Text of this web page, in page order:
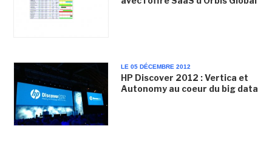
LE 05 DÉCEMBRE 2012
HP Discover 2012 : Vertica et
Autonomy au coeur du big data